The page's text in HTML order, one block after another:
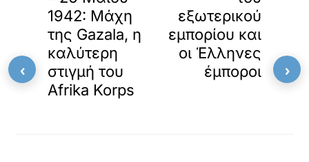
1942: Μάχη
της Gazala, η
καλύτερη
στιγμή του
Afrika Korps
εξωτερικού
εμπορίου και
οι Έλληνες
έμποροι
‹ ›